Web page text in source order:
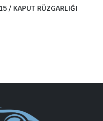
/ KAPUT RÜZGARLIĞI